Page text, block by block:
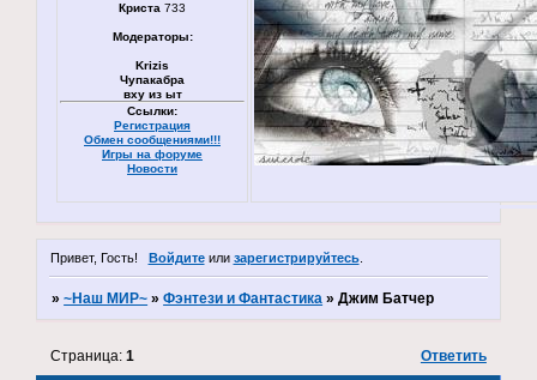
Криста 733
Модераторы:
Krizis
Чупакабра
вху из ыт
Ссылки:
Регистрация
Обмен сообщениями!!!
Игры на форуме
Новости
Привет, Гость! Войдитеили зарегистрируйтесь.
»~Наш МИР~ »Фэнтези и Фантастика »Джим Батчер
Страница:1 Ответить